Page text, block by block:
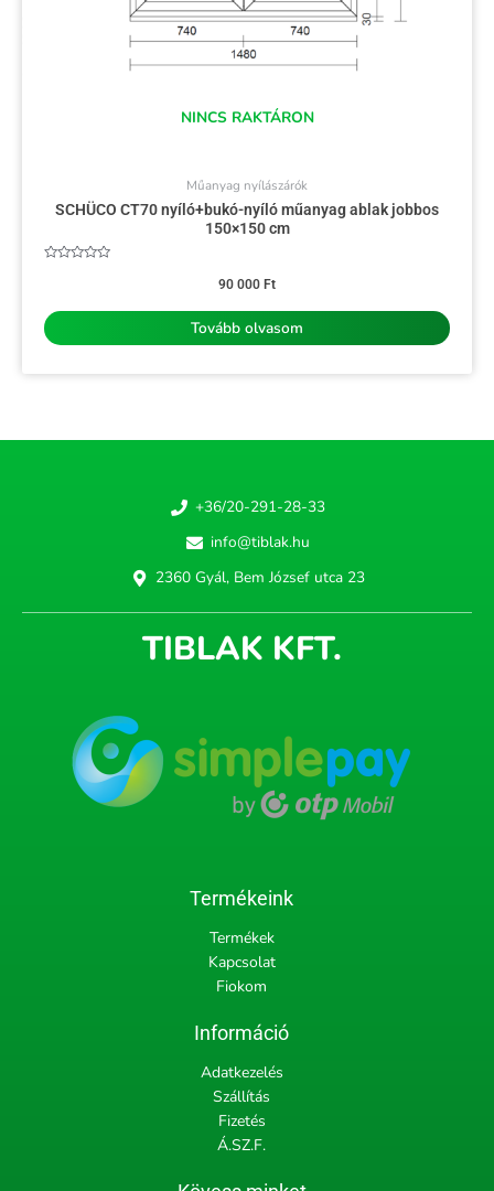
NINCS RAKTÁRON
Műanyag nyílászárók
SCHÜCO CT70 nyíló+bukó-nyíló műanyag ablak jobbos
150×150 cm
90 000 Ft
Tovább olvasom
+36/20-291-28-33
info@tiblak.hu
2360 Gyál, Bem József utca 23
TIBLAK KFT.
Termékeink
Termékek
Kapcsolat
Fiokom
Információ
Adatkezelés
Szállítás
Fizetés
Á.SZ.F.